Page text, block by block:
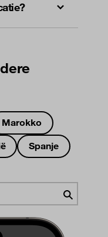
Marokko
Spanje